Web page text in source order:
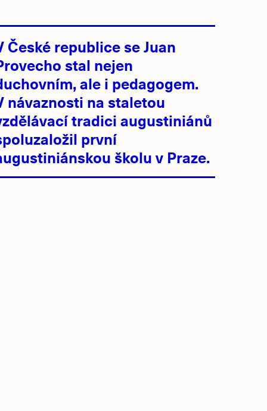
České republice se Juan
stal nejen
ale i pedagogem.
návaznosti na staletou
tradici augustiniánů
první
školu v Praze.